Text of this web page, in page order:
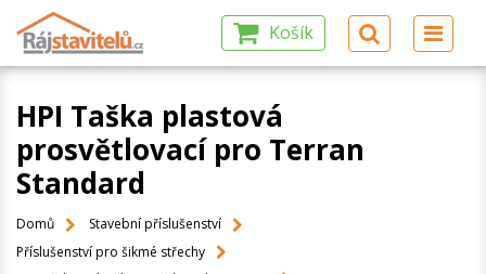
Košík
HPI Taška plastová
prosvětlovací pro Terran
Standard
Domů
Stavební příslušenství
Příslušenství pro šikmé střechy